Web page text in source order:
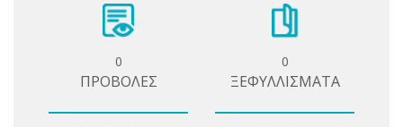
0
ΠΡΟΒΟΛΕΣ
0
ΞΕΦΥΛΛΙΣΜΑΤΑ